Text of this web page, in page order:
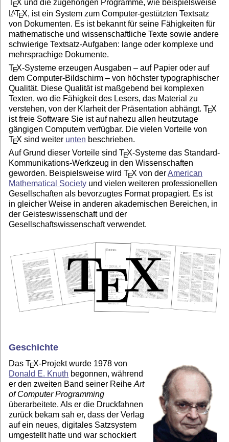
TEX und die zugehörigen Programme, wie beispielsweise
LATEX, ist ein System zum Computer-gestützten Textsatz
von Dokumenten. Es ist bekannt für seine Fähigkeiten für
mathematische und wissenschaftliche Texte sowie andere
schwierige Textsatz-Aufgaben: lange oder komplexe und
mehrsprachige Dokumente.
TEX-Systeme erzeugen Ausgaben – auf Papier oder auf
dem Computer-Bildschirm – von höchster typographischer
Qualität. Diese Qualität ist maßgebend bei komplexen
Texten, wo die Fähigkeit des Lesers, das Material zu
verstehen, von der Klarheit der Präsentation abhängt.TEX
ist freie Software Sie ist auf nahezu allen heutzutage
gängigen Computern verfügbar. Die vielen Vorteile von
TEX sind weiter unten beschrieben.
Auf Grund dieser Vorteile sindTEX-Systeme das Standard-
Kommunikations-Werkzeug in den Wissenschaften
geworden. Beispielsweise wirdTEX von derAmerican
Mathematical Society und vielen weiteren professionellen
Gesellschaften als bevorzugtes Format propagiert. Es ist
in gleicher Weise in anderen akademischen Bereichen, in
der Geisteswissenschaft und der
Gesellschaftswissenschaft verwendet.
Geschichte
DasTEX-Projekt wurde 1978 von
Donald E. Knuth begonnen, während
er den zweiten Band seiner ReiheArt
of Computer Programming
überarbeitete. Als er die Druckfahnen
zurück bekam sah er, dass der Verlag
auf ein neues, digitales Satzsystem
umgestellt hatte und war schockiert